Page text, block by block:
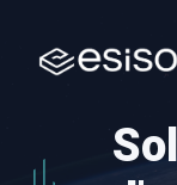
contenu